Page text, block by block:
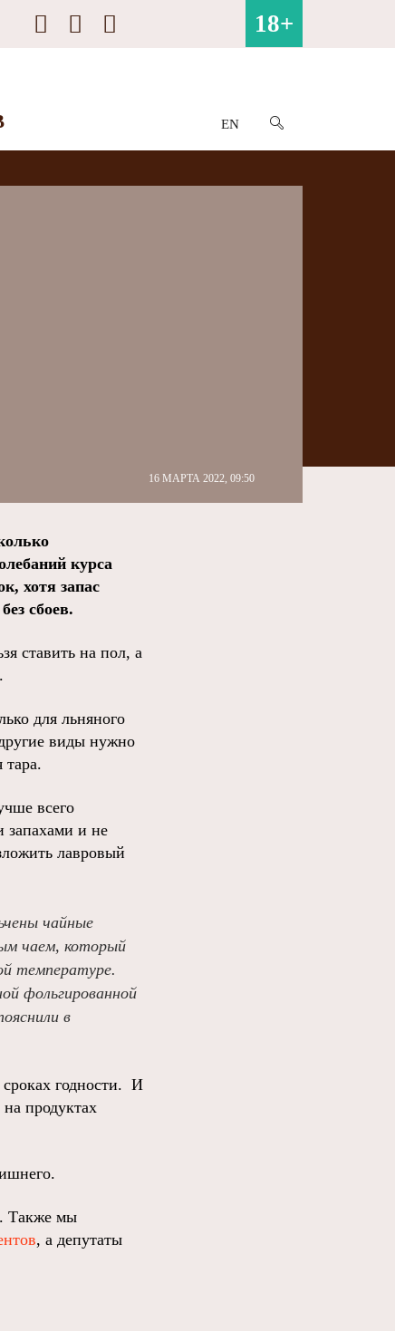
18+
EN
16 МАРТА 2022, 09:50
курса
хотя запас
сбоев.
ставить на пол, а
для льняного
виды нужно
тара.
всего
запахами и не
лавровый
чайные
чаем, который
температуре.
фольгированной
в
годности. И
продуктах
. Также мы
, а депутаты